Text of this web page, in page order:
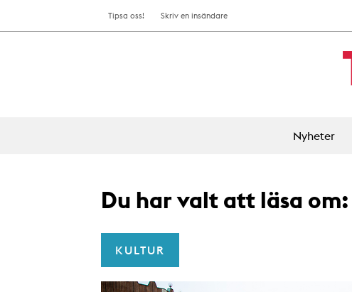
Tipsa oss! Skriv en insändare
Nyheter
Du har valt att läsa om:
KULTUR